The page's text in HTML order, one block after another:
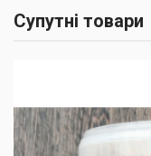
Супутні товари